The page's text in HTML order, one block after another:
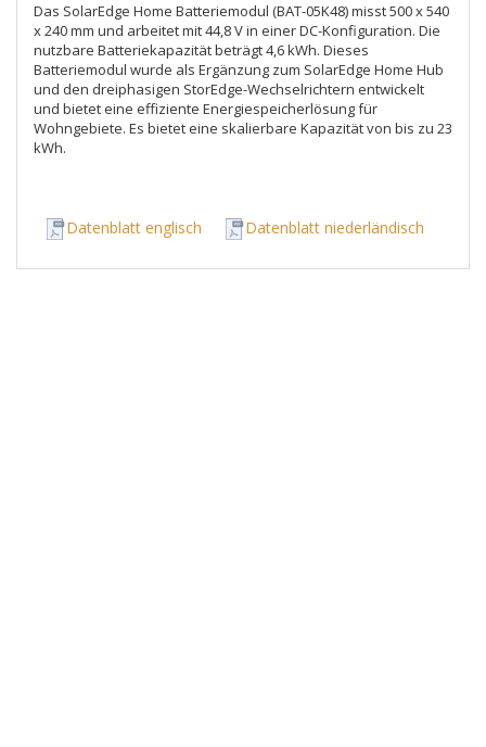
Das SolarEdge Home Batteriemodul (BAT-05K48) misst 500 x 540
x 240 mm und arbeitet mit 44,8 V in einer DC-Konfiguration. Die
nutzbare Batteriekapazität beträgt 4,6 kWh. Dieses
Batteriemodul wurde als Ergänzung zum SolarEdge Home Hub
und den dreiphasigen StorEdge-Wechselrichtern entwickelt
und bietet eine effiziente Energiespeicherlösung für
Wohngebiete. Es bietet eine skalierbare Kapazität von bis zu 23
kWh.
Datenblatt englisch Datenblatt niederländisch